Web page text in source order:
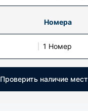
Номера
1 Номер
Проверить наличие мест